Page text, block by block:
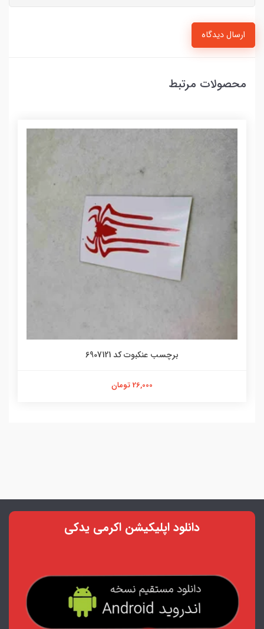
ارسال دیدگاه
محصولات مرتبط
برچسب عنکبوت کد 6907121
26,000 تومان
دانلود اپلیکیشن اکرمی یدکی